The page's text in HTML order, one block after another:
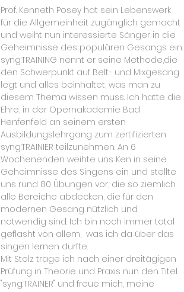
Prof. Kenneth Posey hat sein Lebenswerk
für die Allgemeinheit zugänglich gemacht
und weiht nun interessierte Sänger in die
Geheimnisse des populären Gesangs ein.
syng:TRAINING nennt er seine Methode,die
den Schwerpunkt auf Belt- und Mixgesang
legt und alles beinhaltet, was man zu
diesem Thema wissen muss. Ich hatte die
Ehre, in der Opernakademie Bad
Henfenfeld an seinem ersten
Ausbildungslehrgang zum zertifizierten
syng:TRAINIER teilzunehmen. An 6
Wochenenden weihte uns Ken in seine
Geheimnisse des Singens ein und stellte
uns rund 80 Übungen vor, die so ziemlich
alle Bereiche abdecken, die für den
modernen Gesang nützlich und
notwendig sind. Ich bin noch immer total
geflasht von allem, was ich da über das
singen lernen durfte.
Mit Stolz trage ich nach einer dreitägigen
Prüfung in Theorie und Praxis nun den Titel
"syng:TRAINER" und freue mich, meine